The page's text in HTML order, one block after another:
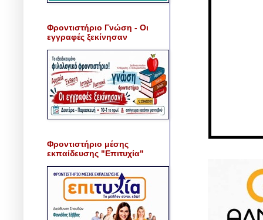
Φροντιστήριο Γνώση - Οι
εγγραφές ξεκίνησαν
Φροντιστήριο μέσης
εκπαίδευσης "Επιτυχία"